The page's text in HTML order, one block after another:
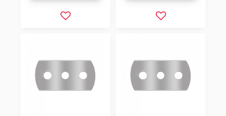
Lägg till i favoriter Lägg till i